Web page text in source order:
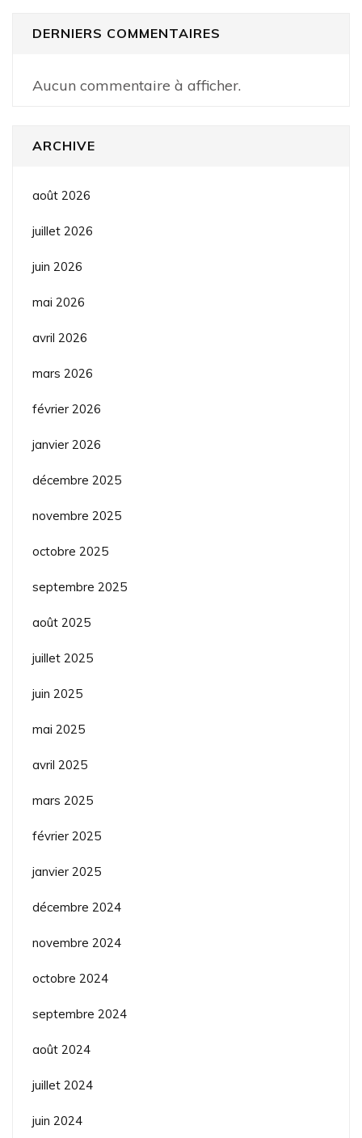
DERNIERS COMMENTAIRES
Aucun commentaire à afficher.
ARCHIVE
août 2026
juillet 2026
juin 2026
mai 2026
avril 2026
mars 2026
février 2026
janvier 2026
décembre 2025
novembre 2025
octobre 2025
septembre 2025
août 2025
juillet 2025
juin 2025
mai 2025
avril 2025
mars 2025
février 2025
janvier 2025
décembre 2024
novembre 2024
octobre 2024
septembre 2024
août 2024
juillet 2024
juin 2024